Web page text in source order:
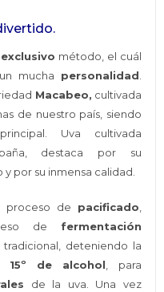
exclusivo método, el cuál
mucha personalidad.
Macabeo, cultivada
de nuestro país, siendo
Uva cultivada
destaca por su
por su inmensa calidad.
proceso de pacificado,
de fermentación
deteniendo la
15º de alcohol, para
de la uva. Una vez